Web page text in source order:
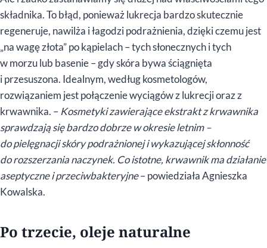
składnika. To błąd, ponieważ lukrecja bardzo skutecznie
regeneruje, nawilża i łagodzi podrażnienia, dzięki czemu jest
„na wagę złota” po kąpielach – tych słonecznych i tych
w morzu lub basenie – gdy skóra bywa ściągnięta
i przesuszona. Idealnym, według kosmetologów,
rozwiązaniem jest połączenie wyciągów z lukrecji oraz z
krwawnika. – Kosmetyki zawierające ekstrakt z krwawnika
sprawdzają się bardzo dobrze w okresie letnim –
do pielęgnacji skóry podrażnionej i wykazującej skłonność
do rozszerzania naczynek. Co istotne, krwawnik ma działanie
aseptyczne i przeciwbakteryjne– powiedziała Agnieszka
Kowalska.
Po trzecie, oleje naturalne